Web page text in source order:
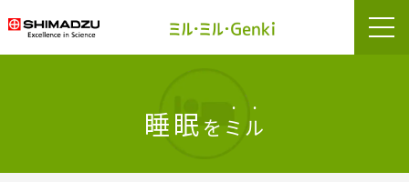
睡眠 を ミル